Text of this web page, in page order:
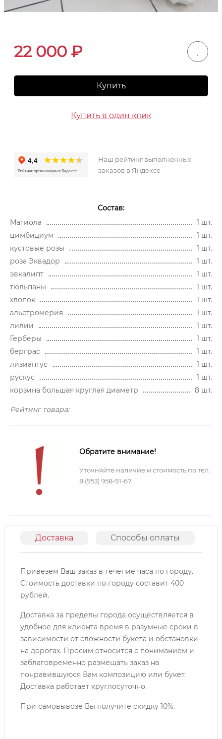
22 000 ₽
Купить
Купить в один клик
Наш рейтинг выполненных
заказов в Яндексе
Состав:
Матиола
1 шт.
цимбидиум
1 шт.
кустовые розы
1 шт.
роза Эквадор
1 шт.
эвкалипт
1 шт.
тюльпаны
1 шт.
хлопок
1 шт.
альстромерия
1 шт.
лилии
1 шт.
Герберы
1 шт.
берграс
1 шт.
лизиантус
1 шт.
рускус
1 шт.
корзина большая круглая диаметр
8 шт.
Рейтинг товара:
Обратите внимание!
Уточняйте наличие и стоимость по тел:
8 (953) 958-91-67
Доставка Способы оплаты
Привезем Ваш заказ в течение часа по городу.
Cтоимость доставки по городу составит 400
рублей.
Доставка за пределы города осуществляется в
удобное для клиента время в разумные сроки в
зависимости от сложности букета и обстановки
на дорогах. Просим относится с пониманием и
заблаговременно размещать заказ на
понравившуюся Вам композицию или букет.
Доставка работает круглосуточно.
При самовывозе Вы получите скидку 10%.